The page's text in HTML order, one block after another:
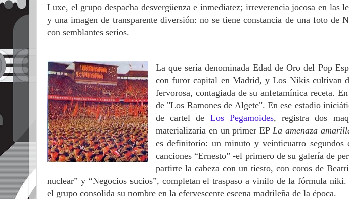
Luxe, el grupo despacha desvergüenza e inmediatez; irreverencia jocosa en las
y una imagen de transparente diversión: no se tiene constancia de una foto de
con semblantes serios.
La que sería denominada Edad de Oro del Pop
con furor capital en Madrid, y Los Nikis cultivan
fervorosa, contagiada de su anfetamínica receta.
de "Los Ramones de Algete". En ese estadio
de cartel de Los Pegamoides, registra dos
materializaría en un primer EPLa amenaza
es definitorio: un minuto y veinticuatro segundos
canciones “Ernesto” -el primero de su galería de
partirte la cabeza con un tiesto, con coros de
nuclear” y “Negocios sucios”, completan el traspaso a vinilo de la fórmula
el grupo consolida su nombre en la efervescente escena madrileña de la época.